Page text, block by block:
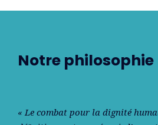
Notre philosophie
« Le combat pour la dignité